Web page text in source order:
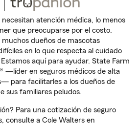
atención médica, lo menos
que preocuparse por el costo.
dueños de mascotas
en lo que respecta al cuidado
aquí para ayudar. State Farm
—líder en seguros médicos de alta
para facilitarles a los dueños de
sus familiares peludos.
Para una cotización de seguro
consulte a Cole Walters en